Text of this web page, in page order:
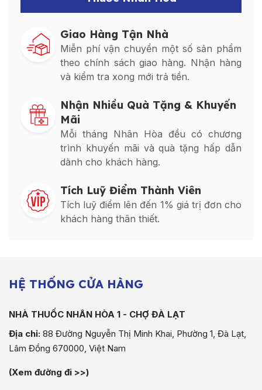
Giao Hàng Tận Nhà
Miễn phí vận chuyển một số sản phẩm
theo chính sách giao hàng. Nhận hàng
và kiểm tra xong mới trả tiền.
Nhận Nhiều Quà Tặng & Khuyến
Mãi
Mỗi tháng Nhân Hòa đều có chương
trình khuyến mãi và quà tặng hấp dẫn
dành cho khách hàng.
Tích Luỹ Điểm Thành Viên
Tích luỹ điểm lên đến 1% giá trị đơn cho
khách hàng thân thiết.
HỆ THỐNG CỬA HÀNG
NHÀ THUỐC NHÂN HÒA 1 - CHỢ ĐÀ LẠT
Địa chỉ: 88 Đường Nguyễn Thị Minh Khai, Phường 1, Đà Lạt,
Lâm Đồng 670000, Việt Nam
(Xem đường đi >>)